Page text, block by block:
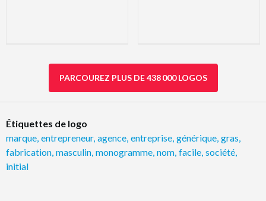
PARCOUREZ PLUS DE 438 000 LOGOS
Étiquettes de logo
marque entrepreneur, agence entreprise générique gras
fabrication masculin monogramme nom facile société
initial